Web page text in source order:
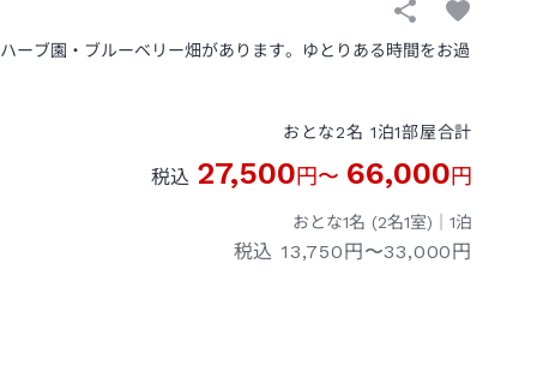
ーブ園・ブルーベリー畑があります。ゆとりある時間をお過
おとな2名 1泊1部屋合計
税込 27,500円〜 66,000円
おとな1名 (2名1室)｜ 1泊
税込 13,750円〜33,000円